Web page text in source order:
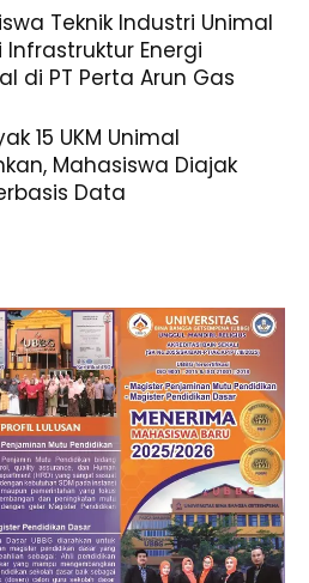
Teknik Industri Unimal
Infrastruktur Energi
di PT Perta Arun Gas
15 UKM Unimal
Mahasiswa Diajak
Data